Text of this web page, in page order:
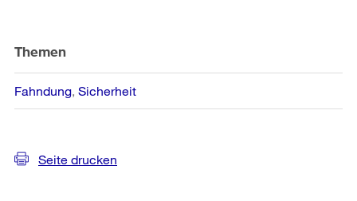
Themen
Fahndung Sicherheit
Seite drucken